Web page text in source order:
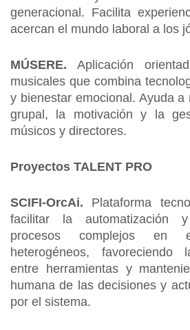
generacional. Facilita
acercan el mundo laboral a los
MÚSERE.Aplicación
musicales que combina
y bienestar emocional. Ayuda a
grupal, la motivación y la
músicos y directores.
Proyectos TALENT PRO
SCIFI-OrcAi. Plataforma
facilitar la automatización
procesos complejos en
heterogéneos, favoreciendo
entre herramientas y
humana de las decisiones y
por el sistema.